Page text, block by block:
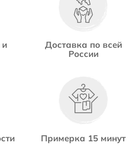
Доставка по всей
России
Примерка 15 минут